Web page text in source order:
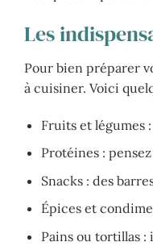
Les
Pour bien préparer
à cuisiner. Voici
Fruits et légumes
Protéines :
Snacks : des
Épices et
Pains ou tortillas